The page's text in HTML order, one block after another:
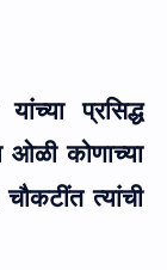
प्रसिद्ध
ओळीकोणाच्या
त्यांची